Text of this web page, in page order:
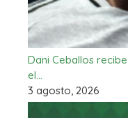
Dani Ceballos
el…
3 agosto, 2026